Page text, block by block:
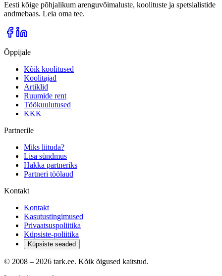
Eesti kõige põhjalikum arenguvõimaluste, koolituste ja spetsialistide
andmebaas. Leia oma tee.
Õppijale
Kõik koolitused
Koolitajad
Artiklid
Ruumide rent
Töökuulutused
KKK
Partnerile
Miks liituda?
Lisa sündmus
Hakka partneriks
Partneri töölaud
Kontakt
Kontakt
Kasutustingimused
Privaatsuspoliitika
Küpsiste-poliitika
Küpsiste seaded
© 2008 – 2026 tark.ee. Kõik õigused kaitstud.